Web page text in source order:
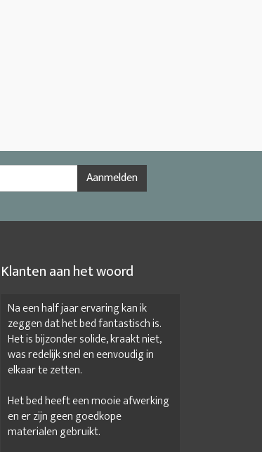
Aanmelden
Klanten aan het woord
Na een half jaar ervaring kan ik
zeggen dat het bed fantastisch is.
Het is bijzonder solide, kraakt niet,
was redelijk snel en eenvoudig in
elkaar te zetten.
Het bed heeft een mooie afwerking
en er zijn geen goedkope
materialen gebruikt.